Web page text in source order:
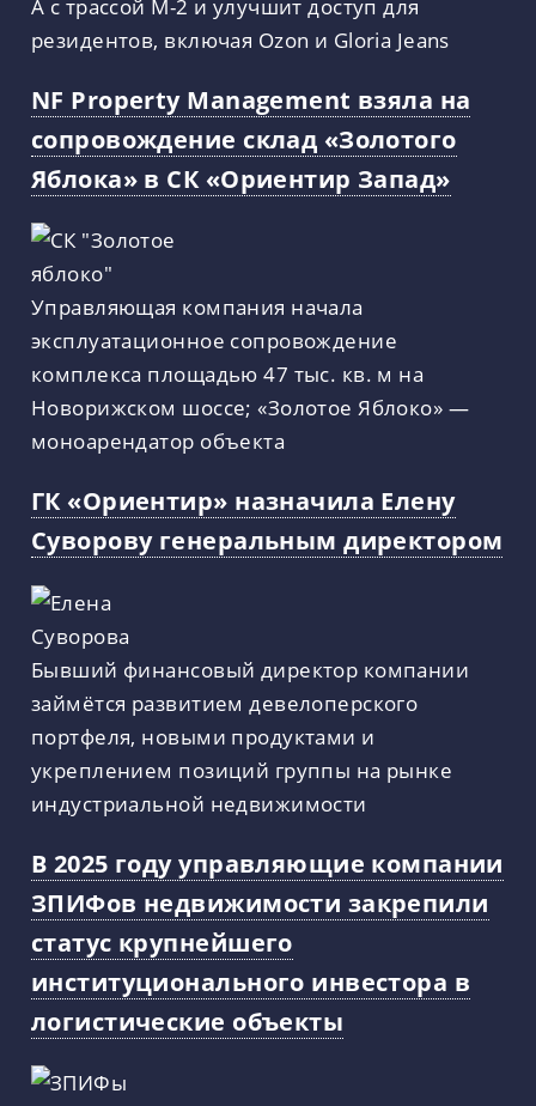
резидентов, включая Ozon и Gloria Jeans
NF Property Management взяла на
сопровождение склад «Золотого
Яблока» в СК «Ориентир Запад»
Управляющая компания начала
эксплуатационное сопровождение
комплекса площадью 47 тыс. кв. м на
Новорижском шоссе; «Золотое Яблоко» —
моноарендатор объекта
ГК «Ориентир» назначила Елену
Суворову генеральным директором
Бывший финансовый директор компании
займётся развитием девелоперского
портфеля, новыми продуктами и
укреплением позиций группы на рынке
индустриальной недвижимости
В 2025 году управляющие компании
ЗПИФов недвижимости закрепили
статус крупнейшего
институционального инвестора в
логистические объекты